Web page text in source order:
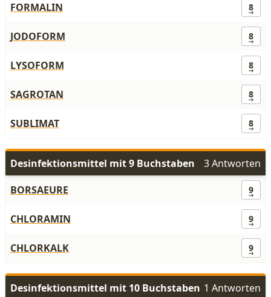
FORMALIN 8
JODOFORM 8
LYSOFORM 8
SAGROTAN 8
SUBLIMAT 8
Desinfektionsmittel mit 9 Buchstaben
3 Antworten
BORSAEURE
9
CHLORAMIN 9
CHLORKALK 9
Desinfektionsmittel mit 10 Buchstaben 1 Antworten